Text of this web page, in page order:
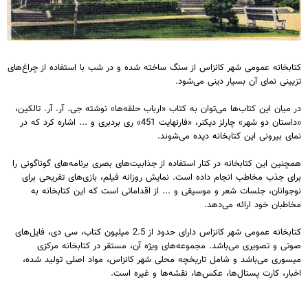
کتابخانه عمومی شهر کانزاس از سنگ ساخته شده و در شب با استفاده از چراغ‌های
تزیینی نمای آن بسیار دینی می‌شود.
در میان این کتاب‌ها می‌توان به کتاب «ارباب حلقه‌ها» نوشته جی. آر. آر. تالکین،
«داستان دو شهر» چارلز دیکنر، «فارنهایت 451» ری بردبری و ... اشاره کرد که در
نمای بیرونی این کتابخانه دیده می‌شوند.
همچنین این کتابخانه در کنار استفاده از جذابیت‌های بصری برنامه‌های گوناگونی را
برای جذب مخاطب انجام داده است. نمایش روزانه فیلم، بازی‌های تفریحی برای
نوجوانان، جلسات شعر و موسیقی و ... از اقداماتی است که این کتابخانه به
مخاطبان خود ارائه می‌دهد.
کتابخانه عمومی شهر کانزاس دارای حدود از 2.5 میلیون کتاب، سی دی، فایل‌های
صوتی و تصویری می‌باشد. مجموعه‌های ویژه آن، مستقر در کتابخانه مرکزی
میسوری می‌باشد و شامل تاریخچه محلی شهر کانزاس، مواد اصلی تولید شده،
اخبار، کارت پستال‌ها، عکس‌ها، نقشه‌ها و غیره است.